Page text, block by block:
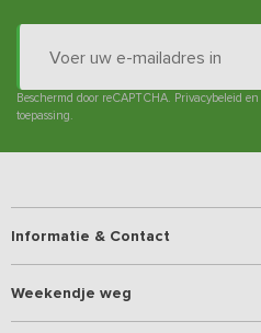
Beschermd door reCAPTCHA. Privacybeleid en
toepassing.
Informatie & Contact
Weekendje weg